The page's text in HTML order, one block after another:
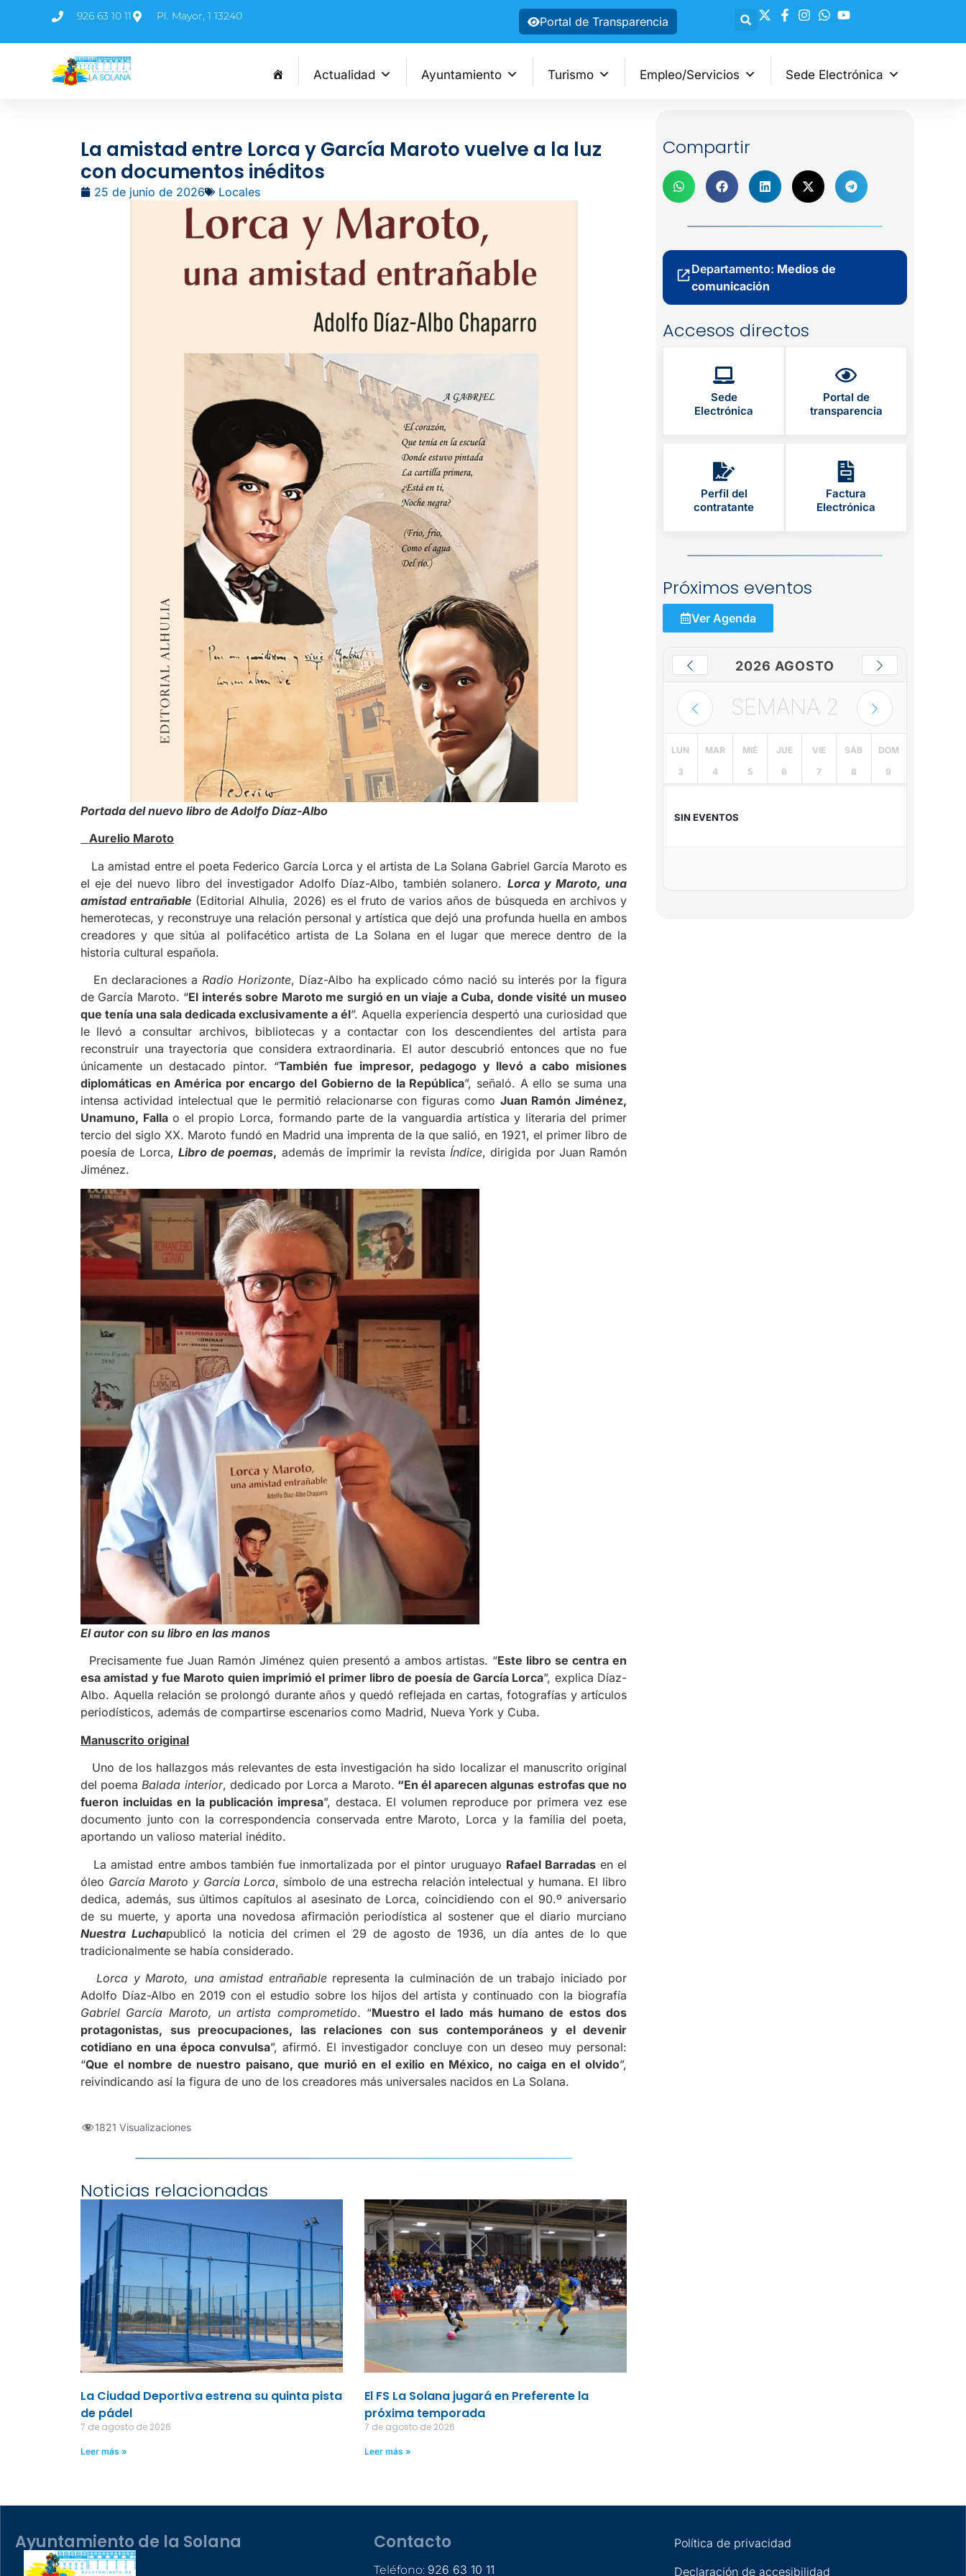
926 63 10 11 Pl. Mayor, 1 13240 Portal de Transparencia
Actualidad Ayuntamiento Turismo Empleo/Servicios Sede Electrónica
La amistad entre Lorca y García Maroto vuelve a la luz
con documentos inéditos
25 de junio de 2026 Locales
Portada del nuevo libro de Adolfo Díaz-Albo
Aurelio Maroto
La amistad entre el poeta Federico García Lorca y el artista de La Solana Gabriel García Maroto es
el eje del nuevo libro del investigador Adolfo Díaz-Albo, también solanero. Lorca y Maroto, una
amistad entrañable (Editorial Alhulia, 2026) es el fruto de varios años de búsqueda en archivos y
hemerotecas, y reconstruye una relación personal y artística que dejó una profunda huella en ambos
creadores y que sitúa al polifacético artista de La Solana en el lugar que merece dentro de la
historia cultural española.
En declaraciones aRadio Horizonte, Díaz-Albo ha explicado cómo nació su interés por la figura
de García Maroto. “El interés sobre Maroto me surgió en un viaje a Cuba, donde visité un museo
que tenía una sala dedicada exclusivamente a él”. Aquella experiencia despertó una curiosidad que
le llevó a consultar archivos, bibliotecas y a contactar con los descendientes del artista para
reconstruir una trayectoria que considera extraordinaria. El autor descubrió entonces que no fue
únicamente un destacado pintor. “También fue impresor, pedagogo y llevó a cabo misiones
diplomáticas en América por encargo del Gobierno de la República”, señaló. A ello se suma una
intensa actividad intelectual que le permitió relacionarse con figuras como Juan Ramón Jiménez,
Unamuno, Fallao el propio Lorca, formando parte de la vanguardia artística y literaria del primer
tercio del siglo XX. Maroto fundó en Madrid una imprenta de la que salió, en 1921, el primer libro de
poesía de Lorca, Libro de poemas, además de imprimir la revista Índice, dirigida por Juan Ramón
Jiménez.
El autor con su libro en las manos
Precisamente fue Juan Ramón Jiménez quien presentó a ambos artistas. “Este libro se centra en
esa amistad y fue Maroto quien imprimió el primer libro de poesía de García Lorca”, explica Díaz-
Albo. Aquella relación se prolongó durante años y quedó reflejada en cartas, fotografías y artículos
periodísticos, además de compartirse escenarios como Madrid, Nueva York y Cuba.
Manuscrito original
Uno de los hallazgos más relevantes de esta investigación ha sido localizar el manuscrito original
del poemaBalada interior, dedicado por Lorca a Maroto. “En él aparecen algunas estrofas que no
fueron incluidas en la publicación impresa”, destaca. El volumen reproduce por primera vez ese
documento junto con la correspondencia conservada entre Maroto, Lorca y la familia del poeta,
aportando un valioso material inédito.
La amistad entre ambos también fue inmortalizada por el pintor uruguayo Rafael Barradasen el
óleo García Maroto y García Lorca, símbolo de una estrecha relación intelectual y humana. El libro
dedica, además, sus últimos capítulos al asesinato de Lorca, coincidiendo con el 90.º aniversario
de su muerte, y aporta una novedosa afirmación periodística al sostener que el diario murciano
Nuestra Luchapublicó la noticia del crimen el 29 de agosto de 1936, un día antes de lo que
tradicionalmente se había considerado.
Lorca y Maroto, una amistad entrañablerepresenta la culminación de un trabajo iniciado por
Adolfo Díaz-Albo en 2019 con el estudio sobre los hijos del artista y continuado con la biografía
Gabriel García Maroto, un artista comprometido. “Muestro el lado más humano de estos dos
protagonistas, sus preocupaciones, las relaciones con sus contemporáneos y el devenir
cotidiano en una época convulsa”, afirmó. El investigador concluye con un deseo muy personal:
“Que el nombre de nuestro paisano, que murió en el exilio en México, no caiga en el olvido”,
reivindicando así la figura de uno de los creadores más universales nacidos en La Solana.
1821 Visualizaciones
Noticias relacionadas
La Ciudad Deportiva estrena su quinta pista
de pádel
7 de agosto de 2026
Leer más »
El FS La Solana jugará en Preferente la
próxima temporada
7 de agosto de 2026
Leer más »
Compartir
Departamento: Medios de
comunicación
Accesos directos
Sede
Electrónica
Portal de
transparencia
Perfil del
contratante
Factura
Electrónica
Próximos eventos
Ver Agenda
2026 AGOSTO
SEMANA 2
LUN
3
MAR
4
MIÉ
5
JUE
6
VIE
7
SÁB
8
DOM
9
SIN EVENTOS
Ayuntamiento de la Solana Contacto
Teléfono: 926 63 10 11
Política de privacidad
Declaración de accesibilidad